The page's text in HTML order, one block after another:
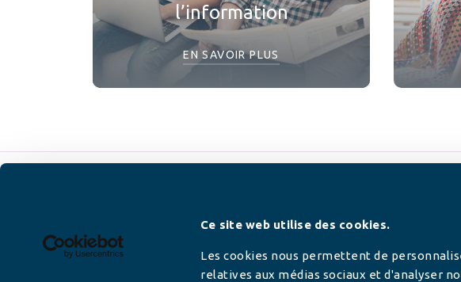
Ce site web utilise des cookies.
Les cookies nous permettent de
relatives aux médias sociaux et d'analyser
l’information
EN SAVOIR PLUS
Newsletter